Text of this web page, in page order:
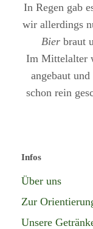
In Regen gab
wir allerdings
Bier braut
Im Mittelalter
angebaut
schon rein
Infos
Über uns
Zur
Unsere